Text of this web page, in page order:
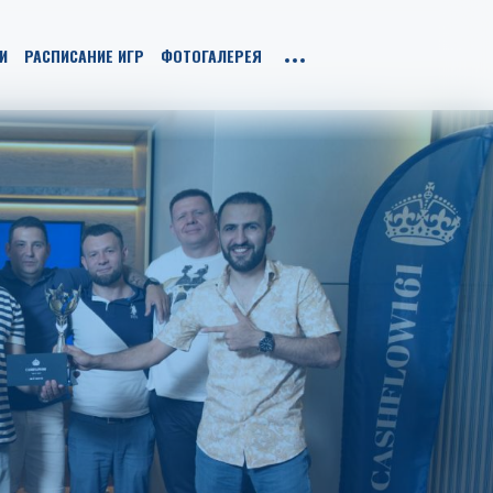
РАСПИСАНИЕ ИГР ФОТОГАЛЕРЕЯ